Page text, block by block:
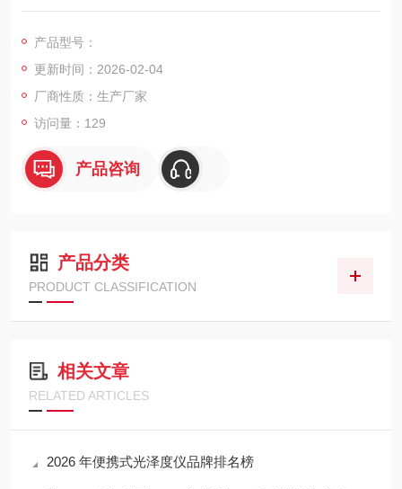
不释手；纤薄机身和大电量兼得，可连续测量54300次，让您电
523，JIS Z8741、BS 3900 Part D5和JJG696等标准。 ▎CS-30
0系列光泽度仪包含三个型号，CS-300是60度角光泽度仪，CS-3
80是20°、60°和85°的光泽度仪，CS-300S是2*3mm微孔光泽度
仪 万般体验始于“准"；精准，令人刮目相看 使用双光路技术，稳
3000mAH大容量可充电锂电池
产品型号：
更新时间：2026-02-04
厂商性质：生产厂家
访问量：129
产品咨询
产品分类
PRODUCT CLASSIFICATION
相关文章
RELATED ARTICLES
2026 年便携式光泽度仪品牌排名榜